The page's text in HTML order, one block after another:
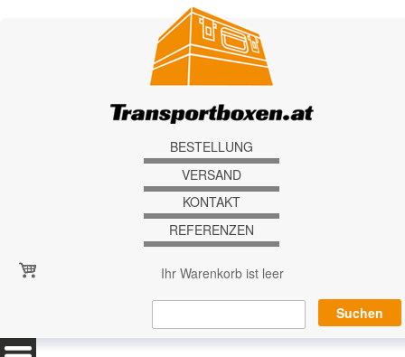
BESTELLUNG
VERSAND
KONTAKT
REFERENZEN
Ihr Warenkorb ist leer